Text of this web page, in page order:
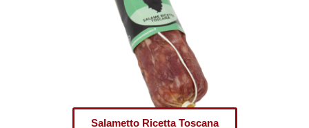
Salametto Ricetta Toscana